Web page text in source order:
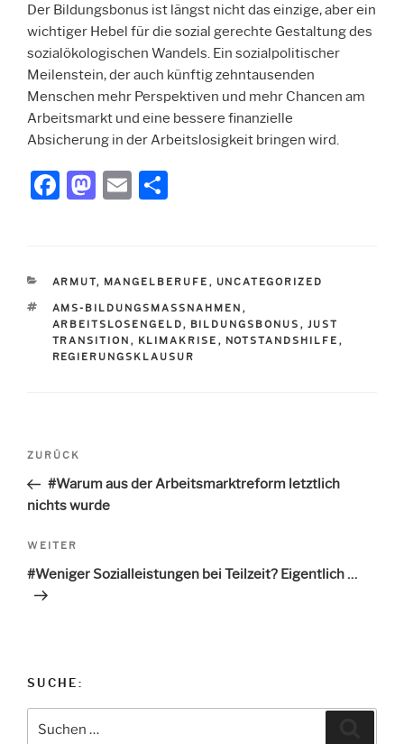
Der Bildungsbonus ist längst nicht das einzige, aber ein
wichtiger Hebel für die sozial gerechte Gestaltung des
sozialökologischen Wandels. Ein sozialpolitischer
Meilenstein, der auch künftig zehntausenden
Menschen mehr Perspektiven und mehr Chancen am
Arbeitsmarkt und eine bessere finanzielle
Absicherung in der Arbeitslosigkeit bringen wird.
F
e
b
o
o
M
o
d
o
n
E
l
n
KATEGORIEN
ARMUT, MANGELBERUFE , UNCATEGORIZED
SCHLAGWÖRTER
AMS-BILDUNGSMASSNAHMEN
,
ARBEITSLOSENGELD, BILDUNGSBONUS , JUST
TRANSITION , KLIMAKRISE , NOTSTANDSHILFE ,
REGIERUNGSKLAUSUR
Beitragsnavigation
Vorheriger
Beitrag
ZURÜCK
#Warum aus der Arbeitsmarktreform letztlich
nichts wurde
Nächster
Beitrag
WEITER
#Weniger Sozialleistungen bei Teilzeit? Eigentlich …
SUCHE: